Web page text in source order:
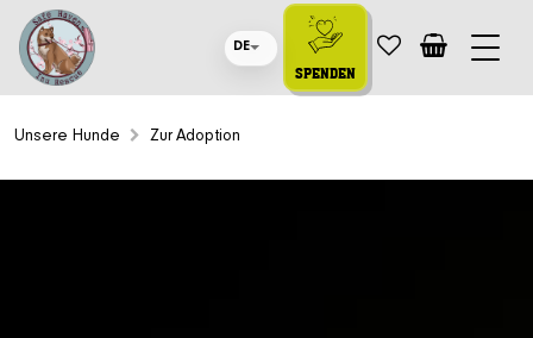
DE
SPENDEN
Unsere Hunde Zur Adoption